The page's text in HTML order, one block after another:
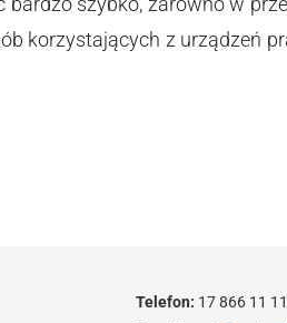
korzystających z urządzeń
Telefon: 17 866 11 11